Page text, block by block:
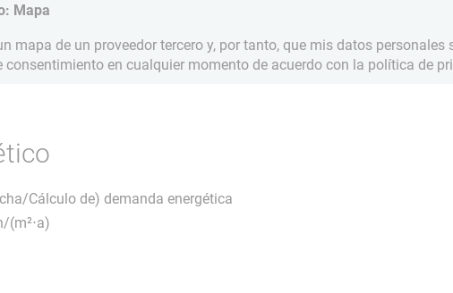
Mapa
mapa de un proveedor tercero y, por tanto, que mis datos
consentimiento en cualquier momento de acuerdo con la política de
Cálculo de) demanda energética
(m²⋅a)